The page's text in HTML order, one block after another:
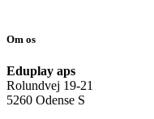
Om os
Eduplay aps
Rolundvej 19-21
5260 Odense S